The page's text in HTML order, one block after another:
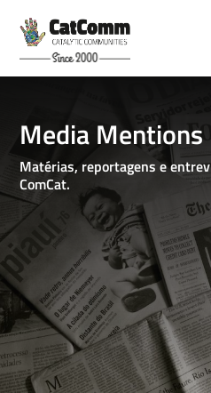
Media Mentions
Matérias, reportagens e
ComCat.
Name
Lastname